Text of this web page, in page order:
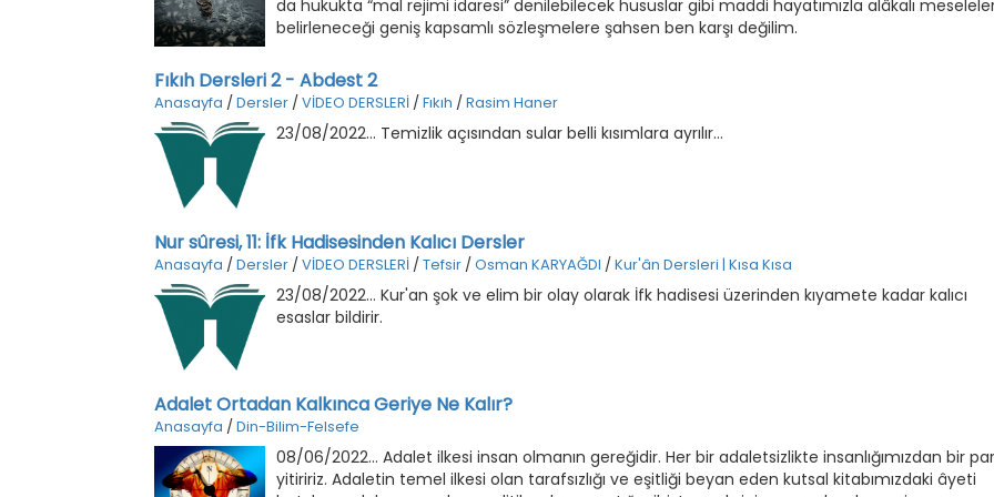
da hukukta “mal rejimi idaresi” denilebilecek hususlar gibi maddi hayatımızla alâkalı
belirleneceği geniş kapsamlı sözleşmelere şahsen ben karşı değilim.
Fıkıh Dersleri 2 - Abdest 2
Anasayfa /Dersler /VİDEO DERSLERİ /Fıkıh /Rasim Haner
23/08/2022... Temizlik açısından sular belli kısımlara ayrılır...
Nur sûresi, 11: İfk Hadisesinden Kalıcı Dersler
Anasayfa /Dersler /VİDEO DERSLERİ /Tefsir /Osman KARYAĞDI /Kur'ân Dersleri | Kısa Kısa
23/08/2022... Kur'an şok ve elim bir olay olarak İfk hadisesi üzerinden kıyamete kadar kalıcı
esaslar bildirir.
Adalet Ortadan Kalkınca Geriye Ne Kalır?
Anasayfa /Din-Bilim-Felsefe
08/06/2022... Adalet ilkesi insan olmanın gereğidir. Her bir adaletsizlikte insanlığımızdan bir
yitiririz. Adaletin temel ilkesi olan tarafsızlığı ve eşitliği beyan eden kutsal kitabımızdaki âyeti